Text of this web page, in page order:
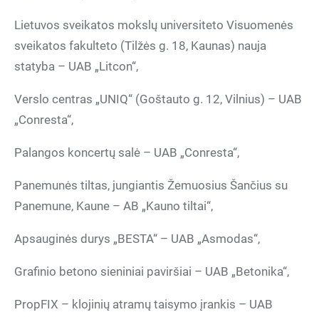
Lietuvos sveikatos mokslų universiteto Visuomenės
sveikatos fakulteto (Tilžės g. 18, Kaunas) nauja
statyba – UAB „Litcon“,
Verslo centras „UNIQ“ (Goštauto g. 12, Vilnius) – UAB
„Conresta“,
Palangos koncertų salė – UAB „Conresta“,
Panemunės tiltas, jungiantis Žemuosius Šančius su
Panemune, Kaune – AB „Kauno tiltai“,
Apsauginės durys „BESTA“ – UAB „Asmodas“,
Grafinio betono sieniniai paviršiai – UAB „Betonika“,
PropFIX – klojinių atramų taisymo įrankis – UAB